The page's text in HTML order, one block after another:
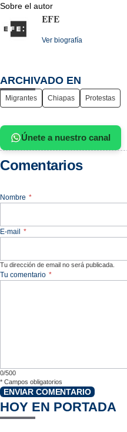
Sobre el autor
EFE
Ver biografía
ARCHIVADO EN
Migrantes Chiapas Protestas
Únete a nuestro canal
Comentarios
Nombre *
E-mail *
Tu dirección de email no será publicada.
Tu comentario *
0/500
* Campos obligatorios
ENVIAR COMENTARIO
HOY EN PORTADA